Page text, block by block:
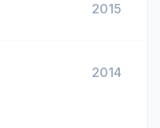
2015
2014